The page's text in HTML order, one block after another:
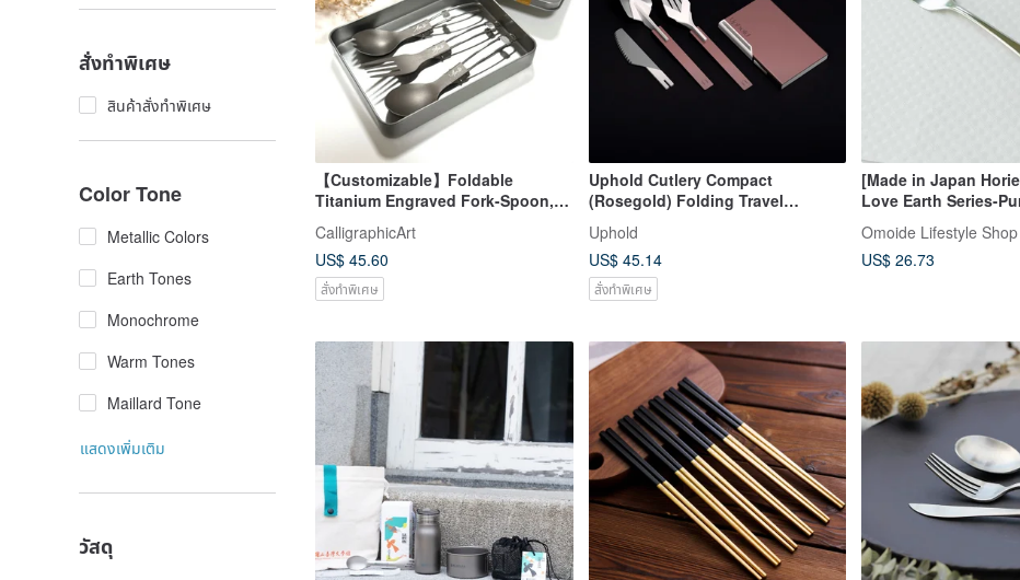
สั่งทำพิเศษ
สินค้าสั่งทำพิเศษ
Color Tone
Metallic Colors
Earth Tones
Monochrome
Warm Tones
Maillard Tone
แสดงเพิ่มเติม
วัสดุ
【Customizable】Foldable
Titanium Engraved Fork-Spoon,
Single-Piece / Three-Piece Set in a
Tin Case, Lightweight Edition
CalligraphicArt
US$ 45.60
สั่งทำพิเศษ
Uphold Cutlery Compact
(Rosegold) Folding Travel
Cutlery/Collapsible
Uphold
US$ 45.14
สั่งทำพิเศษ
[Made in Japan
Love Earth Series-
Antibacterial ECO
Silver)
Omoide Lifestyle Shop
US$ 26.73